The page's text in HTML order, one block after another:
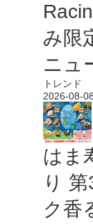
み限
ニュ
トレンド
2026-08-
はま
り
ク香